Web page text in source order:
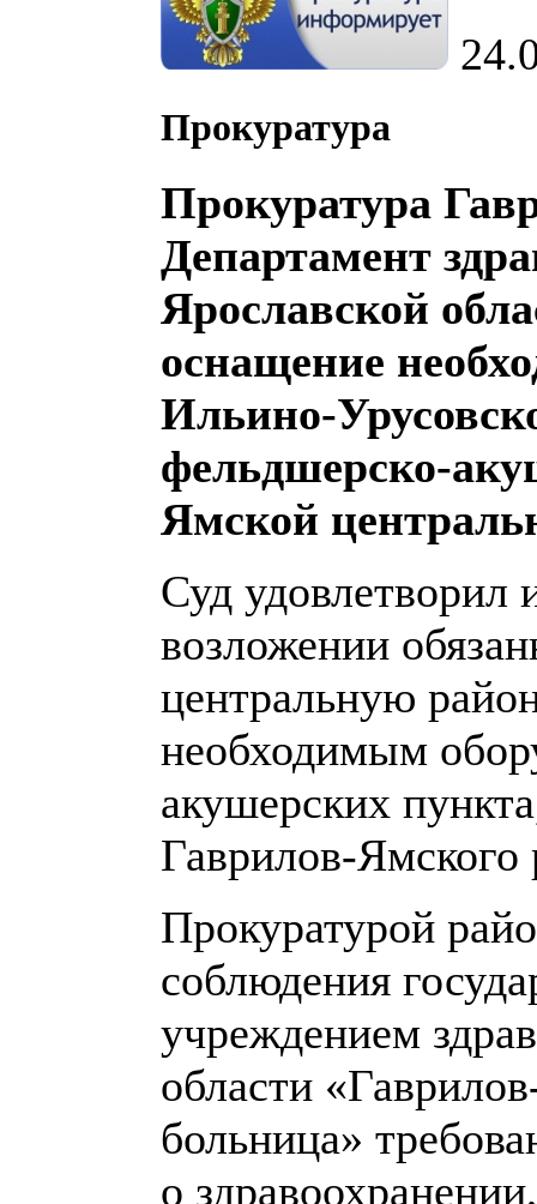
Прокуратура
Прокуратура
Департамент
Ярославской
оснащение
Ильино-
фельдшерско-
Ямской
Суд удовлетворил
возложении
центральную
необходимым
акушерских
Гаврилов-Ямского
Прокуратурой
соблюдения
учреждением
области
больница»
о